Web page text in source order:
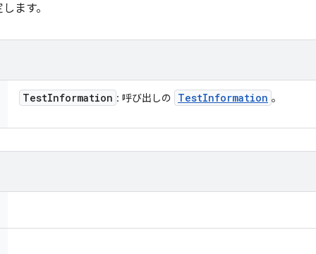
ます。
TestInformation : 呼び出しの TestInformation 。